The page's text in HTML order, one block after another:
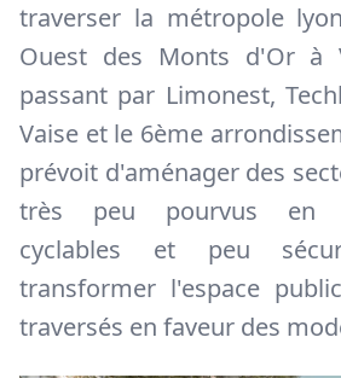
traverser la métropole
Ouest des Monts d'Or à
passant par Limonest,
Vaise et le 6ème
prévoit d'aménager des
très peu pourvus en
cyclables et peu
transformer l'espace
traversés en faveur des